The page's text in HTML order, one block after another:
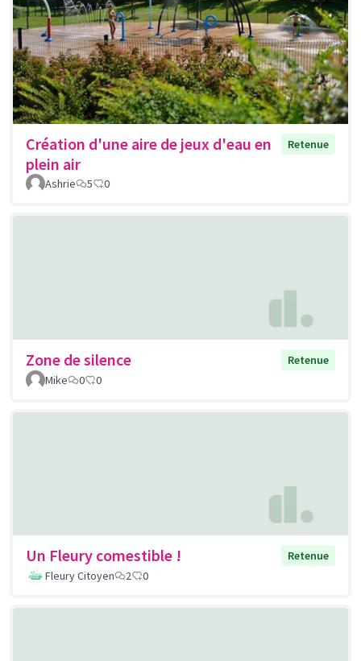
Création d'une aire de jeux d'eau en
plein air
Retenue
Ashrie 5 0
Zone de silence
Retenue
Mike
0 0
Un Fleury comestible !
Retenue
Fleury Citoyen
2 0